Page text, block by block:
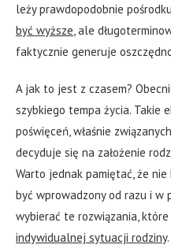
leży prawdopodobnie
być wyższe, ale
faktycznie generuje
A jak to jest z czasem?
szybkiego tempa życia. Takie
poświęceń, właśnie
decyduje się na założenie
Warto jednak pamiętać, że
być wprowadzony od razu i w
wybierać te rozwiązania, które
indywidualnej sytuacji rodziny.